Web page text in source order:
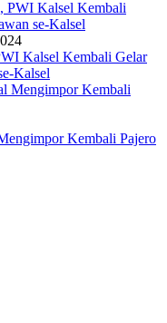
Kalsel Kembali Gelar
Kalsel
Kembali Pajero